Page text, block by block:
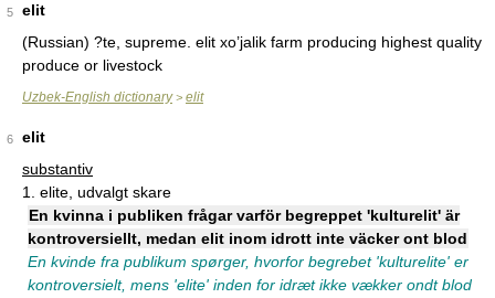
5
elit
(Russian) ?te, supreme. elit xo’jalik farm producing highest quality
produce or livestock
Uzbek-English dictionary> elit
6
elit
substantiv
1. elite, udvalgt skare
En kvinna i publiken frågar varför begreppet 'kulturelit' är
kontroversiellt, medan elit inom idrott inte väcker ont blod
En kvinde fra publikum spørger, hvorfor begrebet 'kulturelite' er
kontroversielt, mens 'elite' inden for idræt ikke vækker ondt blod